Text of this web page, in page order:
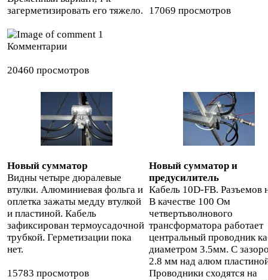
загерметизировать его тяжело.
1
Комментарии
20460 просмотров
17069 просмотров
Новый сумматор
Видны четыре дюралевые
втулки. Алюминиевая фольга и
оплетка зажаты медду втулкой
и пластиной. Кабель
зафиксирован термоусадочной
трубкой. Герметизации пока
нет.
15783 просмотров
Новый сумматор и
предусилитель
Кабель 10D-FB. Разъемов
В качестве 100 Ом
четвертьволнового
трансформатора работает
центральный проводник
диаметром 3.5мм. С
2.8 мм над алюм
Проводники сходятся на